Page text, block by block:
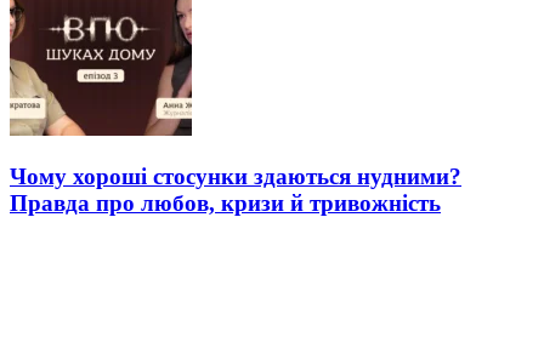
Чому хороші стосунки здаються нудними?
Правда про любов, кризи й тривожність